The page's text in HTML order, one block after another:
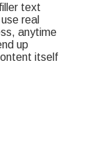
text
real
anytime
up
itself